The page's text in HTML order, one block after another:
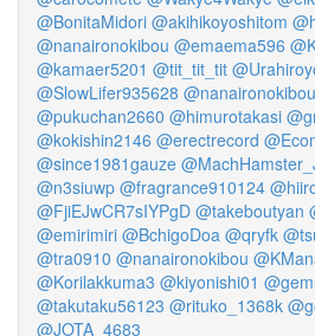
@BonitaMidori @akihikoyoshitom
@nanaironokibou @emaema596
@kamaer5201 @tit_tit_tit
@SlowLifer935628 @nanaironokibou
@pukuchan2660 @himurotakasi
@kokishin2146 @erectrecord
@since1981gauze
@n3siuwp @fragrance910124
@FjiEJwCR7sIYPgD @takeboutyan
@emirimiri @BchigoDoa @qryfk
@tra0910 @nanaironokibou
@Korilakkuma3 @kiyonishi01
@takutaku56123 @rituko_1368k
@JOTA_4683